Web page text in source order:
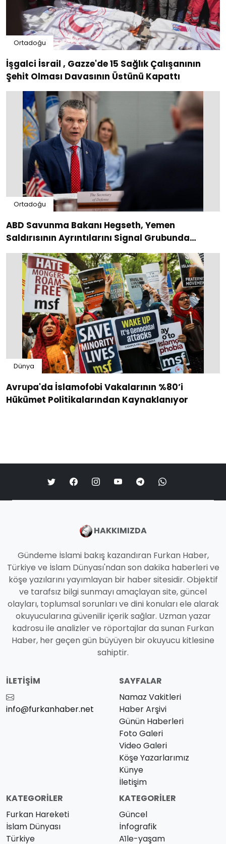
Ortadoğu
İşgalci İsrail , Gazze'de 15 Sağlık Çalışanının
Şehit Olması Davasının Üstünü Kapattı
Ortadoğu
ABD Savunma Bakanı Hegseth, Yemen
Saldırısının Ayrıntılarını Signal Grubunda
Paylaştı
Dünya
Avrupa'da İslamofobi Vakalarının %80’i
Hükümet Politikalarından Kaynaklanıyor
HAKKIMIZDA
Gündeme İslami bakış kazandıran Furkan Haber,
Türkiye ve İslam Dünyası'ndan son dakika haberleri ve
köşe yazılarını yayımlayan bir haber sitesidir. Objektif
ve tarafsız bilgi sunmayı amaçlayan site, güncel
olayları, toplumsal sorunları ve dini konuları ele alarak
okuyucularına güvenilir içerik sağlar. Uzman yazar
kadrosu ile analizler ve röportajlar da sunan Furkan
Haber, her geçen gün büyüyen bir okuyucu kitlesine
sahiptir.
İLETIŞIM
info@furkanhaber.net
SAYFALAR
Namaz Vakitleri
Haber Arşivi
Günün Haberleri
Foto Galeri
Video Galeri
Köşe Yazarlarımız
Künye
İletişim
KATEGORILER
Furkan Hareketi
İslam Dünyası
Türkiye
KATEGORILER
Güncel
İnfografik
Ai̇le-yaşam